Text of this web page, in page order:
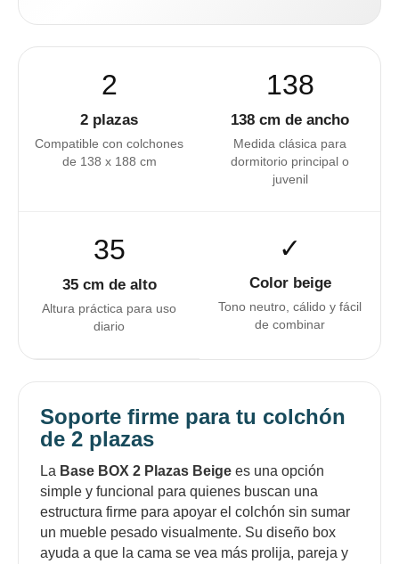
2
2 plazas
Compatible con colchones
de 138 x 188 cm
138
138 cm de ancho
Medida clásica para
dormitorio principal o
juvenil
35
35 cm de alto
Altura práctica para uso
diario
✓
Color beige
Tono neutro, cálido y fácil
de combinar
Soporte firme para tu colchón
de 2 plazas
La Base BOX 2 Plazas Beige es una opción
simple y funcional para quienes buscan una
estructura firme para apoyar el colchón sin sumar
un mueble pesado visualmente. Su diseño box
ayuda a que la cama se vea más prolija, pareja y